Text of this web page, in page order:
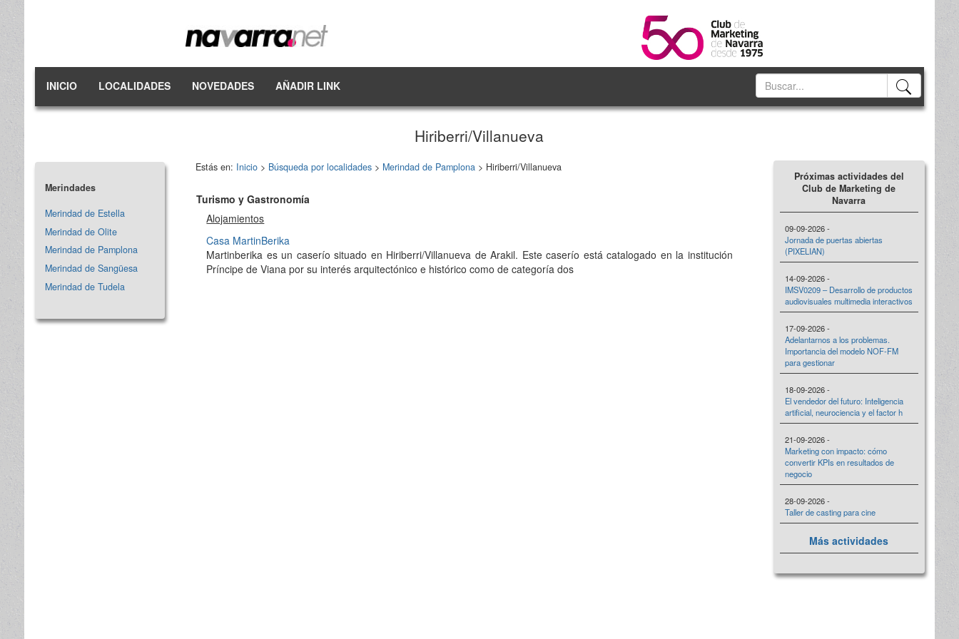
INICIO LOCALIDADES NOVEDADES AÑADIR LINK
Hiriberri/Villanueva
Merindades
Merindad de Estella
Merindad de Olite
Merindad de Pamplona
Merindad de Sangüesa
Merindad de Tudela
Estás en: Inicio> Búsqueda por localidades> Merindad de Pamplona> Hiriberri/Villanueva
Turismo y Gastronomía
Alojamientos
Casa MartinBerika
Martinberika es un caserío situado en Hiriberri/Villanueva de Arakil. Este caserío está catalogado en la institución
Príncipe de Viana por su interés arquitectónico e histórico como de categoría dos
Próximas actividades del
Club de Marketing de
Navarra
09-09-2026 -
Jornada de puertas abiertas
(PIXELIAN)
14-09-2026 -
IMSV0209 – Desarrollo de productos
audiovisuales multimedia interactivos
17-09-2026 -
Adelantarnos a los problemas.
Importancia del modelo NOF-FM
para gestionar
18-09-2026 -
El vendedor del futuro: Inteligencia
artificial, neurociencia y el factor h
21-09-2026 -
Marketing con impacto: cómo
convertir KPIs en resultados de
negocio
28-09-2026 -
Taller de casting para cine
Más actividades